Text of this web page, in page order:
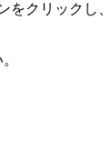
をクリックし、